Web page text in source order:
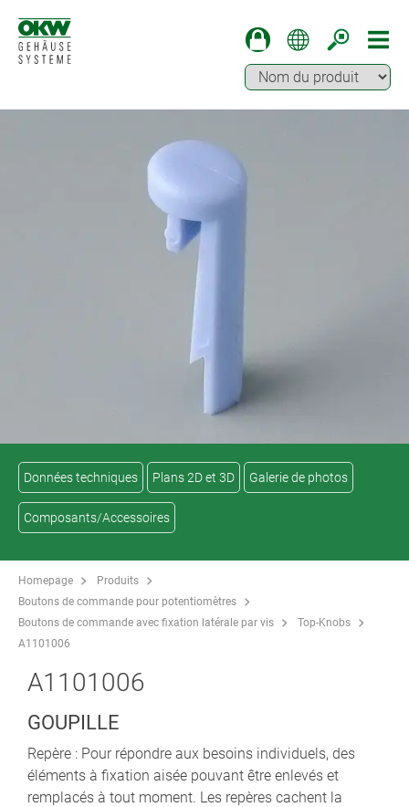
Données techniques Plans 2D et 3D Galerie de photos
Composants/Accessoires
Homepage
Produits
Boutons de commande pour potentiomètres
Boutons de commande avec fixation latérale par vis
Top-Knobs
A1101006
A1101006
GOUPILLE
Repère : Pour répondre aux besoins individuels, des
éléments à fixation aisée pouvant être enlevés et
remplacés à tout moment. Les repères cachent la